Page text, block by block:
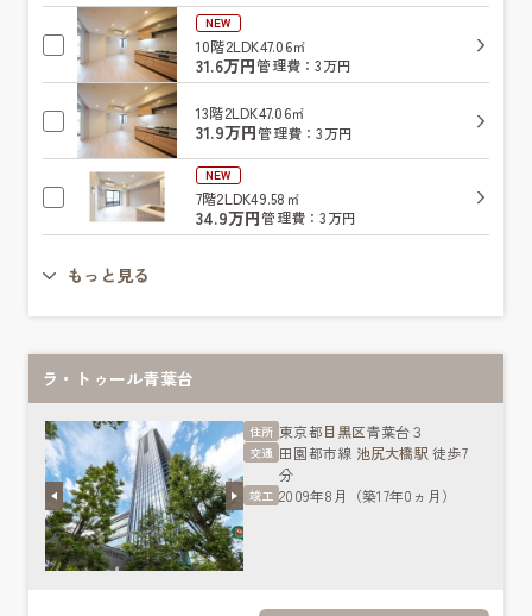
NEW
10階2LDK47.06㎡
31.6万円管理費：3万円
13階2LDK47.06㎡
31.9万円管理費：3万円
NEW
7階2LDK49.58㎡
34.9万円管理費：3万円
もっと見る
ラ・トゥール青葉台
住所 東京都目黒区青葉台３
交通 田園都市線 池尻大橋駅 徒歩7
分
竣工 2009年8月（築17年0ヵ月）